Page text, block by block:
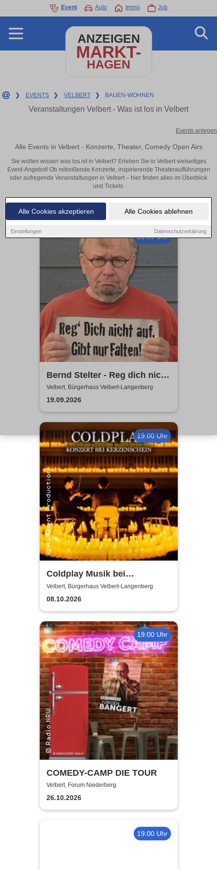
Alle Cookies akzeptieren Alle Cookies ablehnen
Einstellungen Datenschutzerklärung
Event Auto Immo Job
ANZEIGEN
MARKT-
HAGEN
❯ EVENTS ❯ VELBERT ❯ BAUEN-WOHNEN
Veranstaltungen Velbert - Was ist los in Velbert
Events anlegen
Alle Events in Velbert - Konzerte, Theater, Comedy Open Airs
Sie wollen wissen was los ist in Velbert? Erleben Sie in Velbert vielseitiges
Event-Angebot! Ob mitreißende Konzerte, inspirierende Theateraufführungen
oder aufregende Veranstaltungen in Velbert – hier finden alles im Überblick
und Tickets.
20:00 Uhr
Bernd Stelter - Reg dich nicht
auf. Gibt nur Falten!
Velbert, Bürgerhaus Velbert-Langenberg
19.09.2026
19:00 Uhr
Coldplay Musik bei
Kerzenschein
Velbert, Bürgerhaus Velbert-Langenberg
08.10.2026
19:00 Uhr
COMEDY-CAMP DIE TOUR
Velbert, Forum Niederberg
26.10.2026
19:00 Uhr